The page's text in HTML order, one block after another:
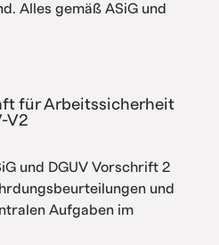
Alles gemäß ASiG und
für Arbeitssicherheit
V2
und DGUV Vorschrift 2
und
Aufgaben im